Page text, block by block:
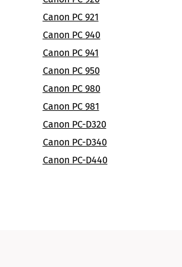
Canon PC 921
Canon PC 940
Canon PC 941
Canon PC 950
Canon PC 980
Canon PC 981
Canon PC-D320
Canon PC-D340
Canon PC-D440